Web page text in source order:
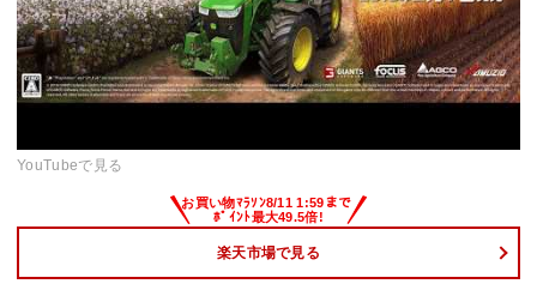
YouTubeで見る
楽天市場で見る